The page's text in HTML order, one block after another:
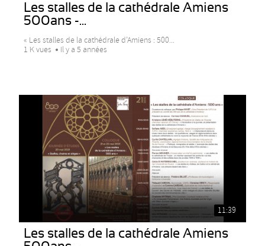
Les stalles de la cathédrale Amiens
500ans -...
« Les stalles de la cathédrale d’Amiens : 500...
1 K vues
Il y a 5 années
11:39
Les stalles de la cathédrale Amiens